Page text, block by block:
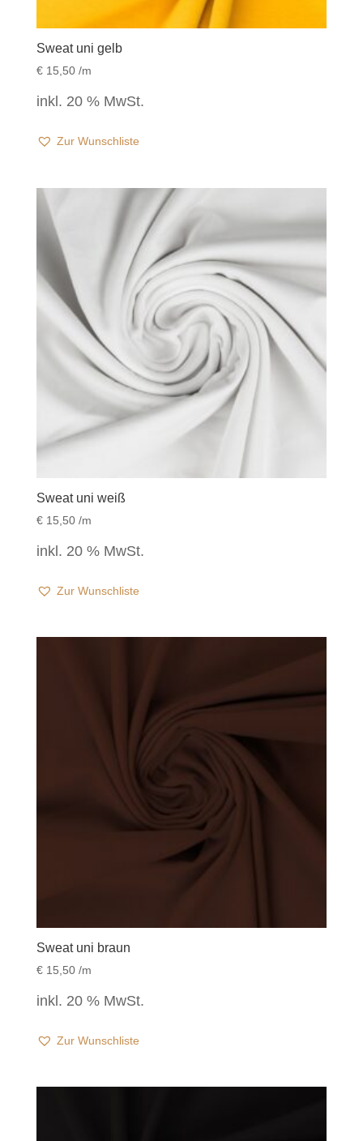
Sweat uni gelb
€15,50/m
inkl. 20 % MwSt.
Zur Wunschliste
Sweat uni weiß
€15,50/m
inkl. 20 % MwSt.
Zur Wunschliste
Sweat uni braun
€15,50/m
inkl. 20 % MwSt.
Zur Wunschliste